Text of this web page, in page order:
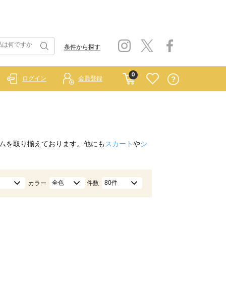
条件から探す
0
ログイン 会員登録
を取り揃えております。他にも スカートやシ
カラー 全色 件数 80件